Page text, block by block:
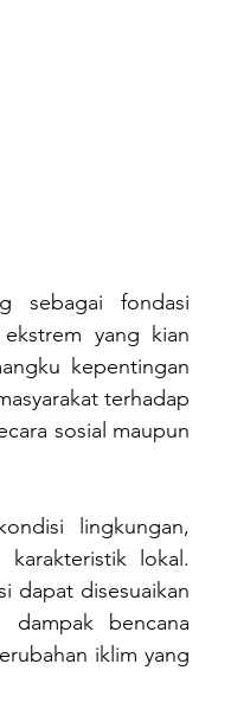
yang kian
kepentingan
terhadap
sosial maupun
lokal.
dapat disesuaikan
dampak bencana
iklim yang